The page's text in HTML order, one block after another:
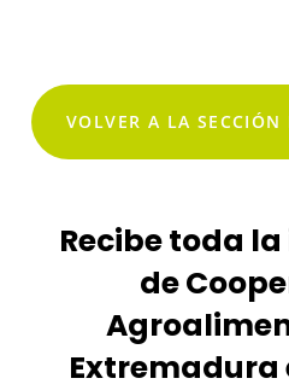
VOLVER A LA
Recibe toda
de
Extremadura